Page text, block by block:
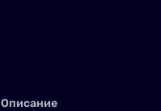
Описание